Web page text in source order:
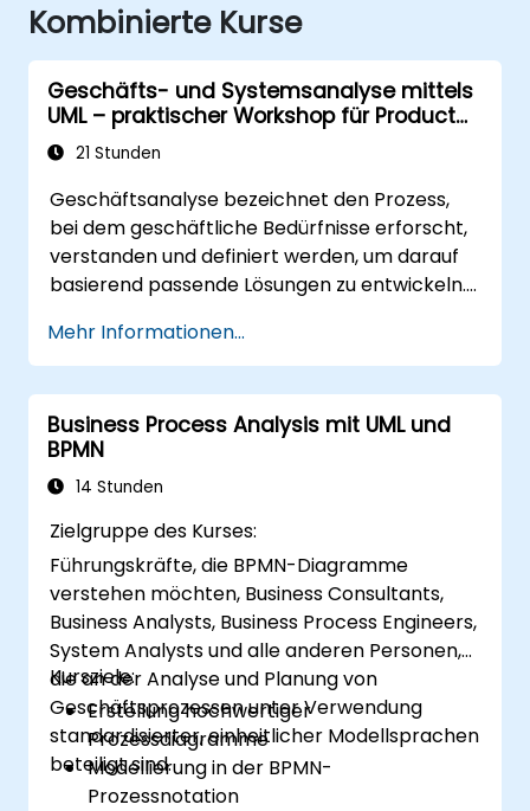
Kombinierte Kurse
Geschäfts- und Systemsanalyse mittels
UML – praktischer Workshop für Product
Owner im Scrum-Prozess
21 Stunden
Geschäftsanalyse bezeichnet den Prozess,
bei dem geschäftliche Bedürfnisse erforscht,
verstanden und definiert werden, um darauf
basierend passende Lösungen zu entwickeln.
Change-Management sowie bei der
Konzeption neuer Geschäftslösungen dar. Ziel
der Geschäftsanalyse ist es sicherzustellen,
dass technische, prozessuale oder
organisatorische Lösungen den
geschäftlichen Zielen und Anforderungen
Projekte erfolgreich umzusetzen, indem sie
gewährleistet, dass eingeführte Lösungen
angemessen, realisierbar sowie vollständig
auf die geschäftlichen Anforderungen
abgestimmt sind.
Mehr Informationen...
Business Process Analysis mit UML und
BPMN
14 Stunden
Zielgruppe des Kurses:
Führungskräfte, die BPMN-Diagramme
verstehen möchten, Business Consultants,
Business Analysts, Business Process Engineers,
System Analysts und alle anderen Personen,
die an der Analyse und Planung von
Geschäftsprozessen unter Verwendung
standardisierter, einheitlicher Modellsprachen
beteiligt sind.
Kursziele:
Erstellung hochwertiger
Prozessdiagramme
Modellierung in der BPMN-
Prozessnotation